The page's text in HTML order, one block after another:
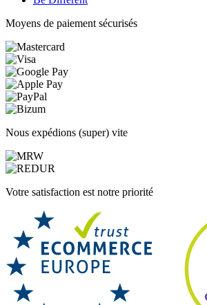
Moyens de paiement sécurisés
Nous expédions (super) vite
Votre satisfaction est notre priorité